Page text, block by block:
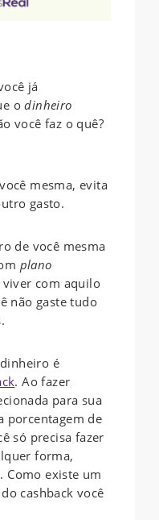
já
odinheiro
você faz o quê?
mesma, evita
gasto.
de você mesma
plano
viver com aquilo
não gaste tudo
é
. Ao fazer
para sua
porcentagem de
só precisa fazer
forma,
Como existe um
cashback você